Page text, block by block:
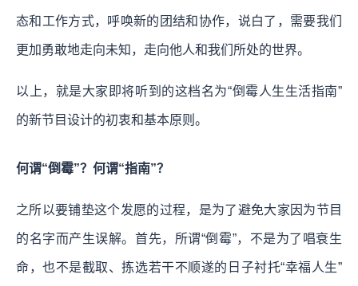
态和工作方式，呼唤新的团结和协作，说白了，需要我们
更加勇敢地走向未知，走向他人和我们所处的世界。
以上，就是大家即将听到的这档名为“倒霉人生生活指南”
的新节目设计的初衷和基本原则。
何谓“倒霉”？何谓“指南”？
之所以要铺垫这个发愿的过程，是为了避免大家因为节目
的名字而产生误解。首先，所谓“倒霉”，不是为了唱衰生
命，也不是截取、拣选若干不顺遂的日子衬托“幸福人生”